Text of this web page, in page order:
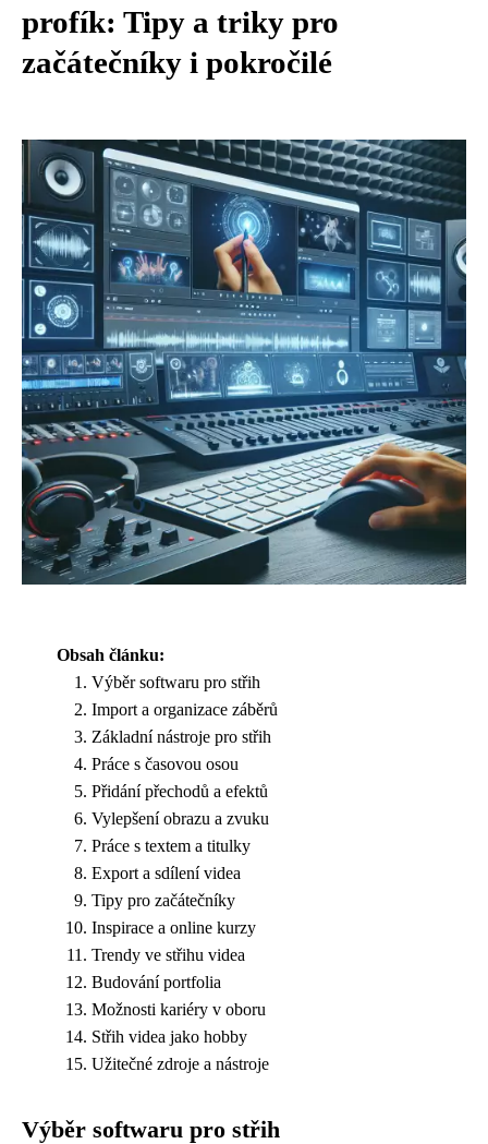
profík: Tipy a triky pro
začátečníky i pokročilé
Obsah článku:
Výběr softwaru pro střih
Import a organizace záběrů
Základní nástroje pro střih
Práce s časovou osou
Přidání přechodů a efektů
Vylepšení obrazu a zvuku
Práce s textem a titulky
Export a sdílení videa
Tipy pro začátečníky
Inspirace a online kurzy
Trendy ve střihu videa
Budování portfolia
Možnosti kariéry v oboru
Střih videa jako hobby
Užitečné zdroje a nástroje
Výběr softwaru pro střih